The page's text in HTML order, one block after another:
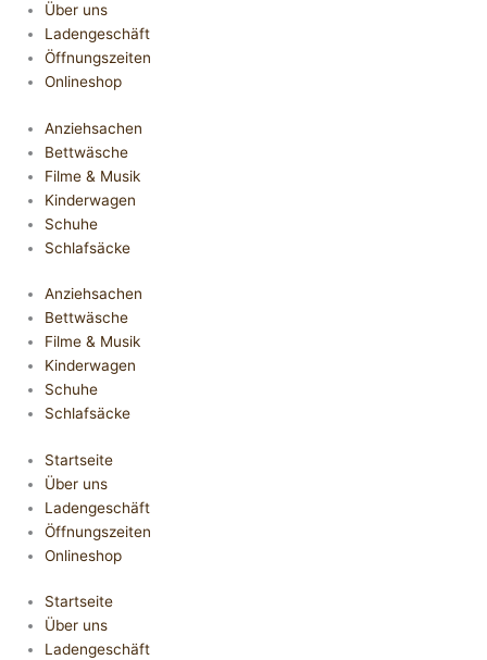
Über uns
Ladengeschäft
Öffnungszeiten
Onlineshop
Anziehsachen
Bettwäsche
Filme & Musik
Kinderwagen
Schuhe
Schlafsäcke
Anziehsachen
Bettwäsche
Filme & Musik
Kinderwagen
Schuhe
Schlafsäcke
Startseite
Über uns
Ladengeschäft
Öffnungszeiten
Onlineshop
Startseite
Über uns
Ladengeschäft